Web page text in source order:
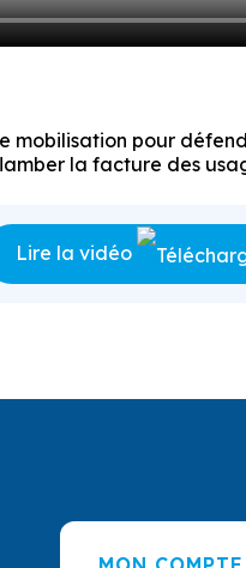
mobilisation pour
la facture des
Lire la vidéo